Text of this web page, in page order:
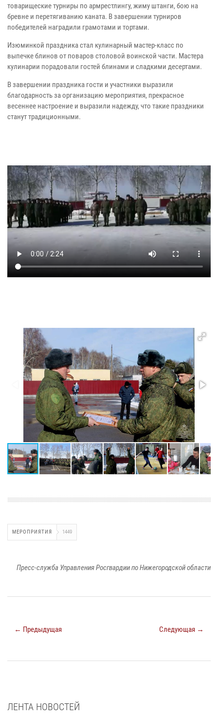
товарищеские турниры по армрестлингу, жиму штанги, бою на
бревне и перетягиванию каната. В завершении турниров
победителей наградили грамотами и тортами.
Изюминкой праздника стал кулинарный мастер-класс по
выпечке блинов от поваров столовой воинской части. Мастера
кулинарии порадовали гостей блинами и сладкими десертами.
В завершении праздника гости и участники выразили
благодарность за организацию мероприятия, прекрасное
весеннее настроение и выразили надежду, что такие праздники
станут традиционными.
МЕРОПРИЯТИЯ 1449
Пресс-служба Управления Росгвардии по Нижегородской области
← Предыдущая Следующая →
ЛЕНТА НОВОСТЕЙ